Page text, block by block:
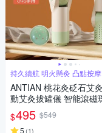
持久續航 明火懸灸 凸點按
持
ANTIAN 桃花灸砭石艾
動艾灸拔罐儀 智能滾磁
按摩儀 吸罐艾灸器
$495 $549
5 (1)